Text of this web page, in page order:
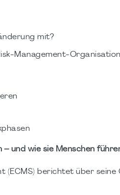
mit?
– und wie sie Menschen
(ECMS) berichtet über